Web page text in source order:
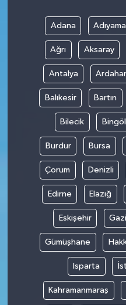
Adana
Ağrı Aksaray
Antalya
Balıkesir Bartın
Bilecik Bingöl
Burdur Bursa
Çorum Denizli
Edirne Elazığ
Eskişehir
Gümüşhane
Isparta
Kahramanmaraş